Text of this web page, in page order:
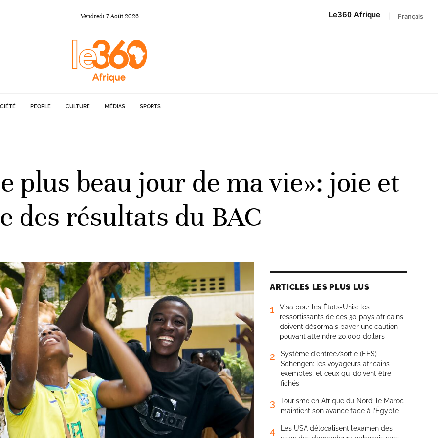
Vendredi 7Août 2026 Le360 Afrique Français
PEOPLE CULTURE MÉDIAS SPORTS
plus beau jour de ma vie»: joie et
des résultats du BAC
ARTICLES LES PLUS LUS
1
Visa pour les États-Unis: les
ressortissants de ces 30 pays africains
doivent désormais payer une caution
pouvant atteindre 20.000 dollars
2
Système d’entrée/sortie (EES)
Schengen: les voyageurs africains
exemptés, et ceux qui doivent être
fichés
3
Tourisme en Afrique du Nord: le Maroc
maintient son avance face à l’Égypte
4
Les USA délocalisent l’examen des